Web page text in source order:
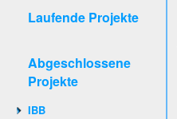
Laufende Projekte
Abgeschlossene
Projekte
IBB